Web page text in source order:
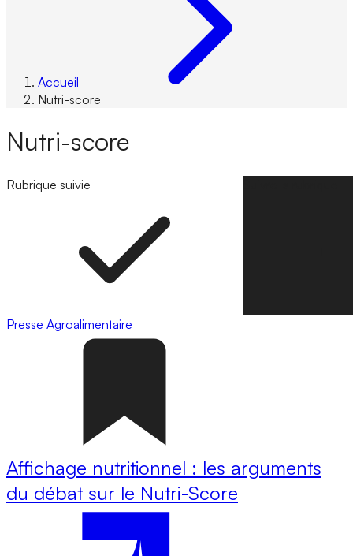
Accueil
Nutri-score
Nutri-score
Rubrique suivie
Presse Agroalimentaire
Affichage nutritionnel : les arguments
du débat sur le Nutri-Score